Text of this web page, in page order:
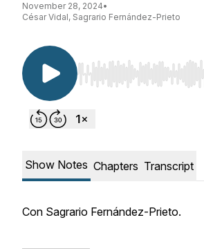
November 28, 2024•
César Vidal, Sagrario Fernández-Prieto
Use Left/Right to seek,
Show Notes Chapters Transcript
Con Sagrario Fernández-Prieto.